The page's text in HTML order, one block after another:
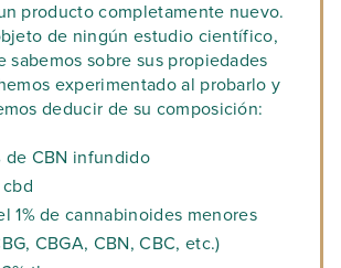
producto completamente nuevo.
de ningún estudio científico,
sabemos sobre sus propiedades
experimentado al probarlo y
deducir de su composición:
de CBN infundido
cbd
1% de cannabinoides menores
CBGA, CBN, CBC, etc.)